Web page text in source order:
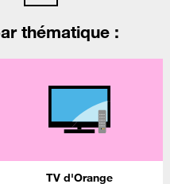
thématique :
TV d'Orange